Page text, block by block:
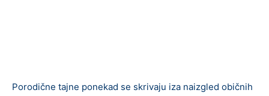
Porodične tajne ponekad se skrivaju iza naizgled običnih